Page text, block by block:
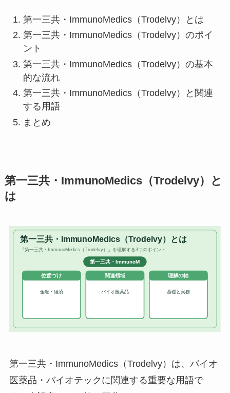
第一三共・ImmunoMedics（Trodelvy）とは
第一三共・ImmunoMedics（Trodelvy）のポイ
ント
第一三共・ImmunoMedics（Trodelvy）の基本
的な流れ
第一三共・ImmunoMedics（Trodelvy）と関連
する用語
まとめ
第一三共・ImmunoMedics（Trodelvy）と
は
第一三共・ImmunoMedics（Trodelvy）は、バイオ
医薬品・バイオテックに関連する重要な用語で